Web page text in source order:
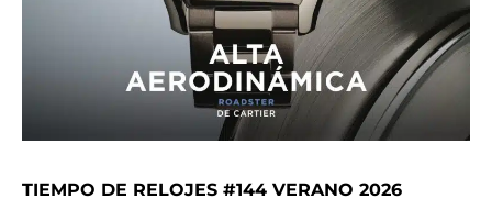
TIEMPO DE RELOJES #144 VERANO 2026